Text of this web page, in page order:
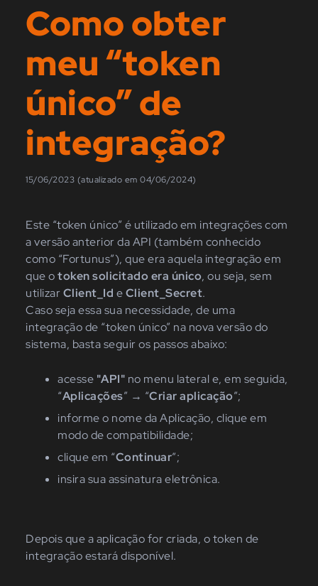
Como obter
meu “token
único” de
integração?
15/06/2023 (atualizado em 04/06/2024)
Este “token único” é utilizado em integrações com
a versão anterior da API (também conhecido
como “Fortunus”), que era aquela integração em
que otoken solicitado era único, ou seja, sem
utilizarClient_Id eClient_Secret.
Caso seja essa sua necessidade, de uma
integração de “token único” na nova versão do
sistema, basta seguir os passos abaixo:
acesse "API" no menu laterale, em seguida,
“Aplicações” → “Criaraplicação”;
informe o nome da Aplicação, clique em
modo de compatibilidade;
clique em “Continuar”;
insira sua assinatura eletrônica.
Depois que a aplicação for criada, o token de
integração estará disponível.